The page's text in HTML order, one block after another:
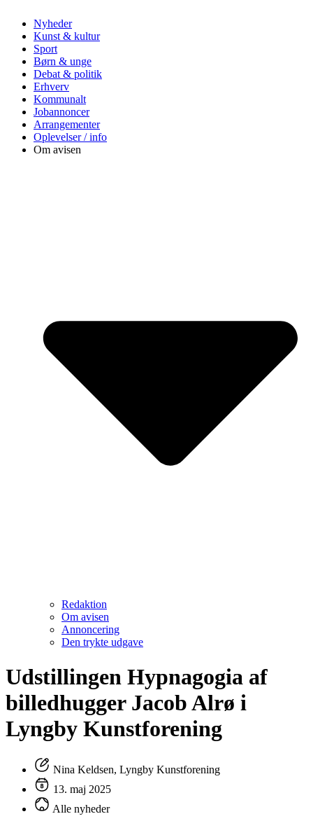
Nyheder
Kunst & kultur
Sport
Børn & unge
Debat & politik
Erhverv
Kommunalt
Jobannoncer
Arrangementer
Oplevelser / info
Om avisen
Redaktion
Om avisen
Annoncering
Den trykte udgave
Udstillingen Hypnagogia af
billedhugger Jacob Alrø i
Lyngby Kunstforening
Nina Keldsen, Lyngby Kunstforening
13. maj 2025
Alle nyheder